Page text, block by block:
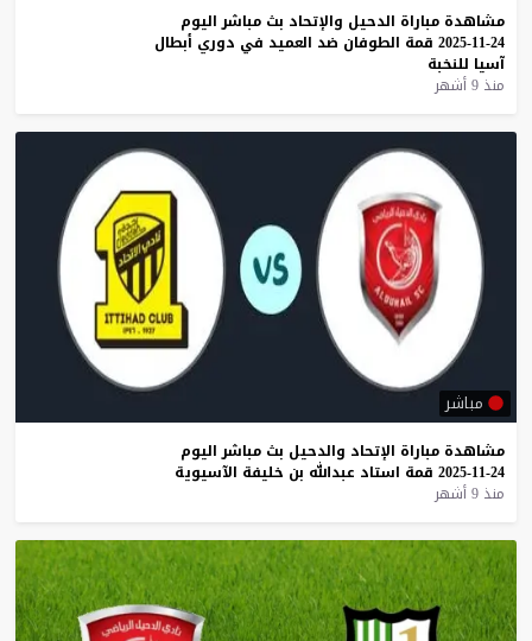
مشاهدة مباراة الدحيل والإتحاد بث مباشر اليوم
24-11-2025
قمة الطوفان ضد العميد في دوري أبطال
آسيا للنخبة
منذ 9 أشهر
مباشر
مشاهدة مباراة الإتحاد والدحيل بث مباشر اليوم
24-11-2025
قمة استاد عبدالله بن خليفة الآسيوية
منذ 9 أشهر